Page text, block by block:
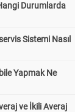
Durumlarda
Sistemi Nasıl
Yapmak Ne
ve İkili Averaj